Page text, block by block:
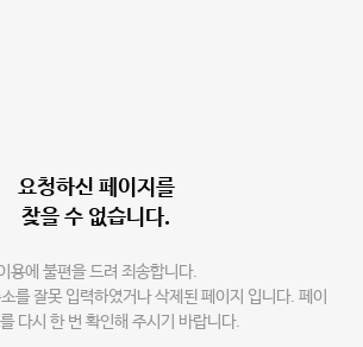
요청하신 페이지를
찾을 수 없습니다.
용에 불편을 드려 죄송합니다.
를 잘못 입력하였거나 삭제된 페이지 입니다. 페이
다시 한 번 확인해 주시기 바랍니다.